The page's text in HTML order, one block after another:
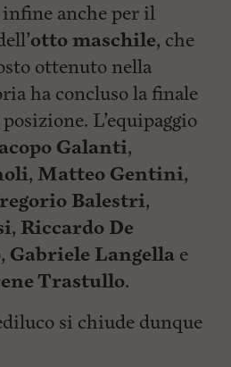
infine anche per il
otto maschile, che
ottenuto nella
ha concluso la finale
L’equipaggio
Galanti,
,Matteo Gentini,
Balestri,
, Riccardo De
, Gabriele Langella e
Trastullo.
si chiude dunque